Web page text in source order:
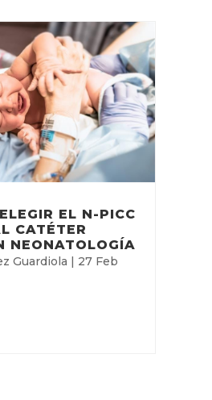
EL N-PICC
CATÉTER
NEONATOLOGÍA
Guardiola
27 Feb